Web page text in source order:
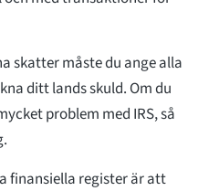
skatter måste du ange alla
ditt lands skuld. Om du
problem med IRS, så
finansiella register är att